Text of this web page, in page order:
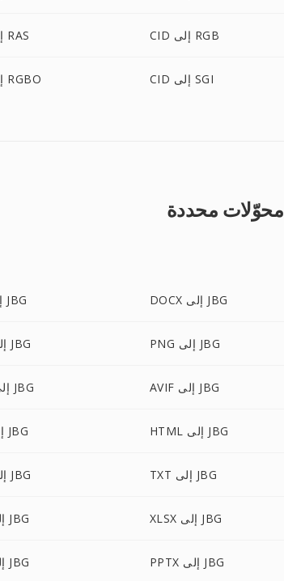
CID إلى RAS CID إلى RGB
CID إلى RGBO CID إلى SGI
محوّلات محددة
JPG إلى JBG DOCX إلى JBG
PDF إلى JBG PNG إلى JBG
JPEG إلى JBG AVIF إلى JBG
JFIF إلى JBG HTML إلى JBG
PSD إلى JBG TXT إلى JBG
CR2 إلى JBG XLSX إلى JBG
SVG إلى JBG PPTX إلى JBG